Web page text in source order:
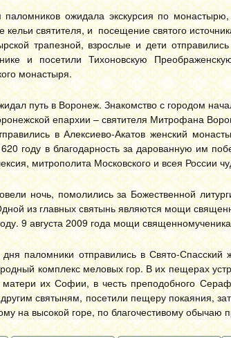
паломников ожидала экскурсия по
святителя, и посещение святого
трапезной, взрослые и дети
и посетили Тихоновскую
монастыря.
путь в Воронеж. Знакомство с городом
епархии – святителя Митрофана
в Алексиево-Акатов женский
году в благодарность за дарованную им
митрополита Московского и всея России
ночь, помолились за Божественной
из главных святынь являются мощи
9 августа 2009 года мощи
паломники отправились в Свято-
комплекс меловых гор. В их пещерах
их Софии, в честь преподобного
святыням, посетили пещеру покаяния,
на высокой горе, по благочестивому